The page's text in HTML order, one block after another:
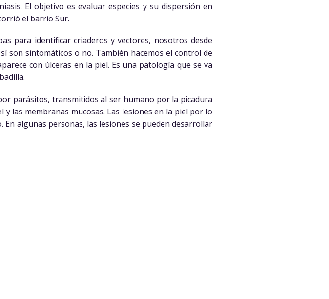
El objetivo es evaluar especies y su dispersión en
el barrio Sur.
para identificar criaderos y vectores, nosotros desde
son sintomáticos o no. También hacemos el control de
con úlceras en la piel. Es una patología que se va
parásitos, transmitidos al ser humano por la picadura
las membranas mucosas. Las lesiones en la piel por lo
algunas personas, las lesiones se pueden desarrollar